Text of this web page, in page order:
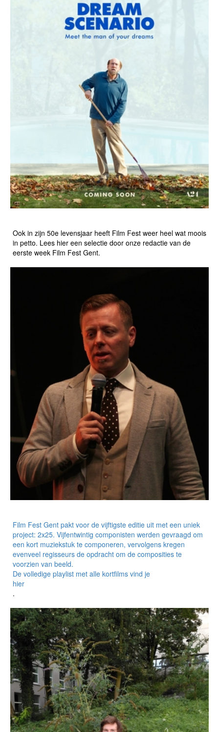
Ook in zijn 50e levensjaar heeft Film Fest weer heel wat moois
in petto. Lees hier een selectie door onze redactie van de
eerste week Film Fest Gent.
Film Fest Gent pakt voor de vijftigste editie uit met een uniek
project: 2x25. Vijfentwintig componisten werden gevraagd om
een kort muziekstuk te componeren, vervolgens kregen
evenveel regisseurs de opdracht om de composities te
voorzien van beeld.
De volledige playlist met alle kortfilms vind je
hier
.